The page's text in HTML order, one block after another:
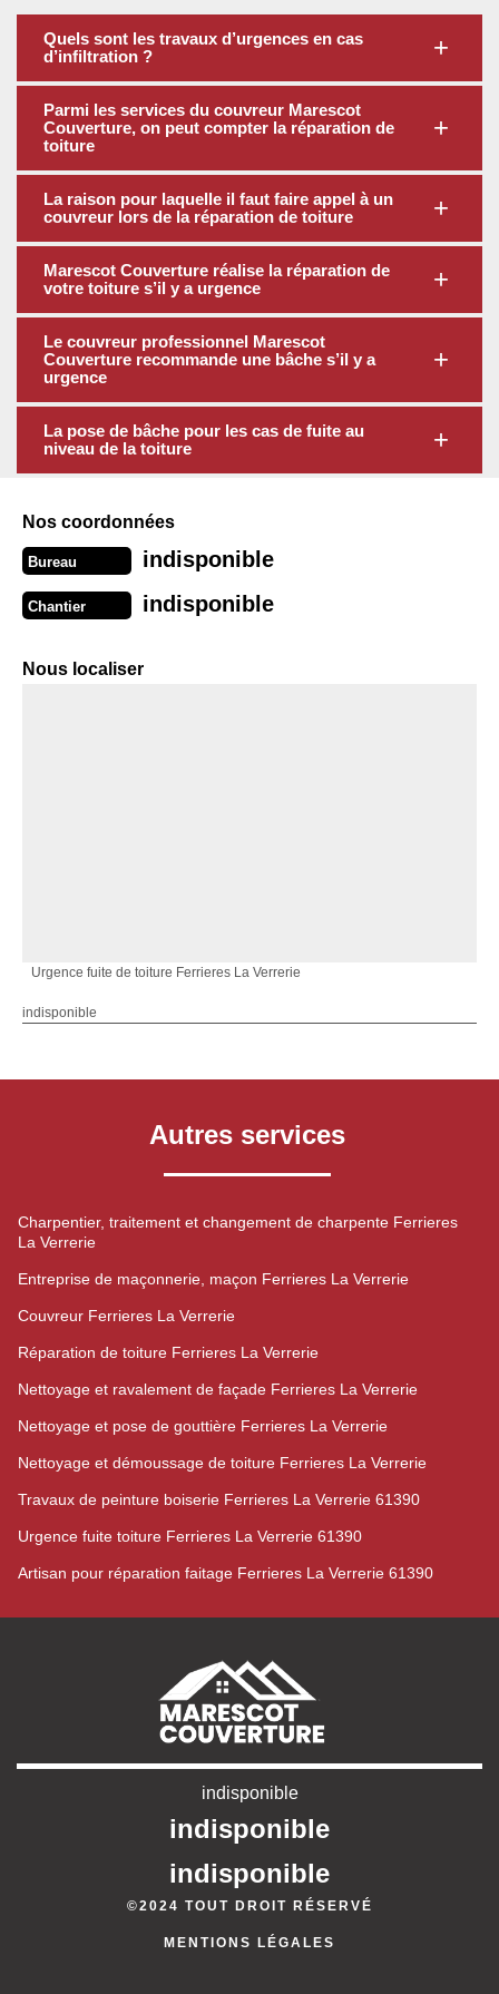
Quels sont les travaux d’urgences en cas
d’infiltration ?
Parmi les services du couvreur Marescot
Couverture, on peut compter la réparation de
toiture
La raison pour laquelle il faut faire appel à un
couvreur lors de la réparation de toiture
Marescot Couverture réalise la réparation de
votre toiture s’il y a urgence
Le couvreur professionnel Marescot
Couverture recommande une bâche s’il y a
urgence
La pose de bâche pour les cas de fuite au
niveau de la toiture
Nos coordonnées
Bureau indisponible
Chantier indisponible
Nous localiser
Urgence fuite de toiture Ferrieres La Verrerie
indisponible
Autres services
Charpentier, traitement et changement de charpente Ferrieres
La Verrerie
Entreprise de maçonnerie, maçon Ferrieres La Verrerie
Couvreur Ferrieres La Verrerie
Réparation de toiture Ferrieres La Verrerie
Nettoyage et ravalement de façade Ferrieres La Verrerie
Nettoyage et pose de gouttière Ferrieres La Verrerie
Nettoyage et démoussage de toiture Ferrieres La Verrerie
Travaux de peinture boiserie Ferrieres La Verrerie 61390
Urgence fuite toiture Ferrieres La Verrerie 61390
Artisan pour réparation faitage Ferrieres La Verrerie 61390
indisponible
indisponible
indisponible
©2024 TOUT DROIT RÉSERVÉ
MENTIONS LÉGALES